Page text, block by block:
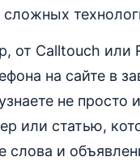
от Calltouch или
на сайте в
не просто
или статью,
и